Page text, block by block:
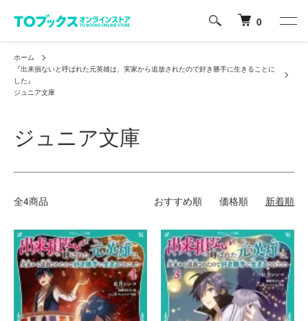
0
ホーム
『出来損ないと呼ばれた元英雄は、実家から追放されたので好き勝手に生きることに
した』
ジュニア文庫
ジュニア文庫
全4商品 おすすめ順 価格順 新着順